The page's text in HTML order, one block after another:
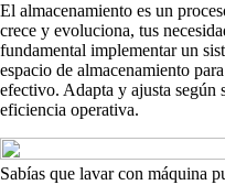
El almacenamiento es un
crece y evoluciona, tus
fundamental implementar un
espacio de almacenamiento
efectivo. Adapta y ajusta según
eficiencia operativa.
Sabías que lavar con máquina